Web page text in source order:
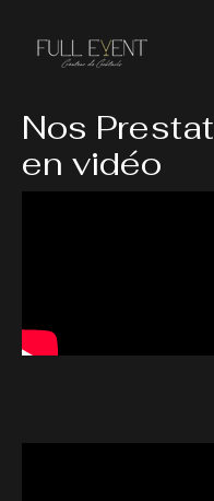
Nos
en vidéo